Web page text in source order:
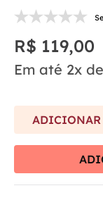
R$ 119,00
Em até 2x de
ADICIONAR